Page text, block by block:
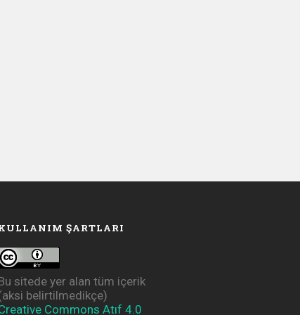
ŞARTLARI
sitede yer alan tüm içerik
belirtilmedikçe)
Commons Atıf 4.0